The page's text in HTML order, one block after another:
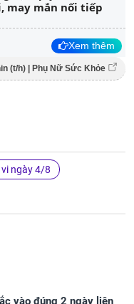
may mắn nối tiếp
Xem thêm
(t/h) | Phụ Nữ Sức Khỏe
ngày 4/8
vào đúng 2 ngày liên